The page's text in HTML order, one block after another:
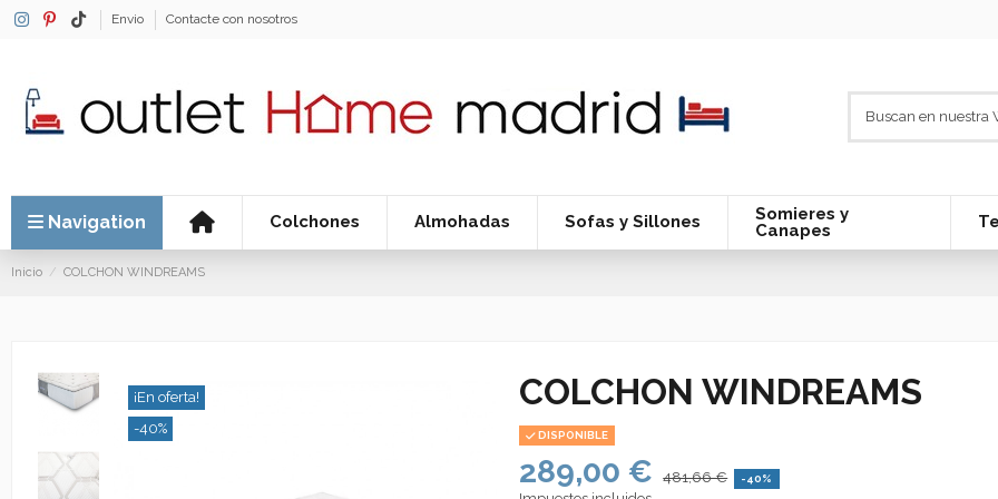
Envio Contacte con nosotros
Navigation Colchones Almohadas Sofas y Sillones
Somieres y
Canapes
Inicio COLCHON WINDREAMS
¡En oferta!
-40%
COLCHON WINDREAMS
DISPONIBLE
289,00 € 481,66 € -40%